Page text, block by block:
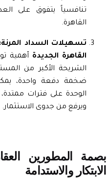
تنافسياً يتفوق على العديد
القاهرة.
تسهيلات السداد المرنة:
القاهرة الجديدةأهمية
الشريحة الأكبر من
ضخمة دفعة واحدة، يمكن
الوحدة على فترات ممتدة،
ويرفع من جدوى الاستثمار.
المطورين
والاستدامة